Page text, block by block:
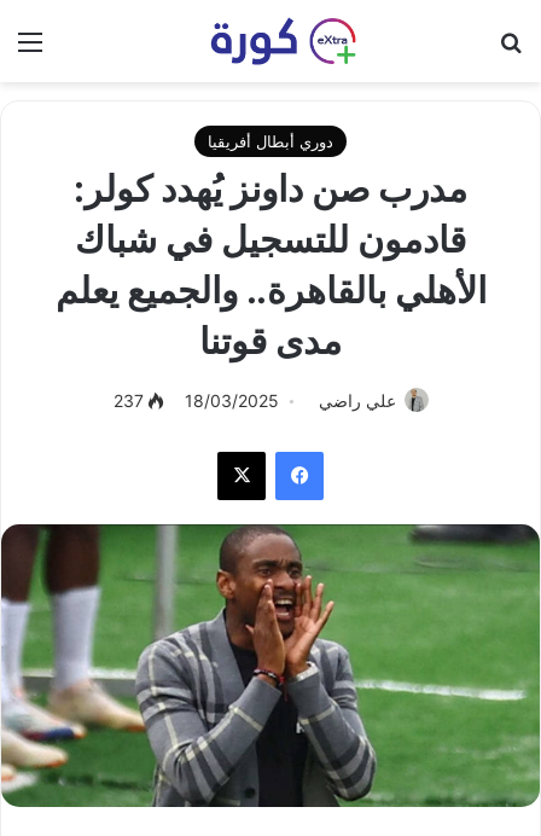
دوري أبطال أفريقيا
مدرب صن داونز يُهدد كولر:
قادمون للتسجيل في شباك
الأهلي بالقاهرة.. والجميع يعلم
مدى قوتنا
علي راضي 18/03/2025
237
فيسبوك